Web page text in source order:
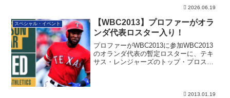
2026.06.19
スペシャル・イベント
【WBC2013】プロファーがオラ
ンダ代表ロスター入り！
プロファーがWBC2013に参加WBC2013
のオランダ代表の暫定ロスターに、テキ
サス・レンジャーズのトップ・プロスペ
2013.01.19